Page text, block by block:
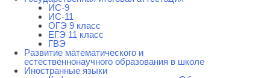
ИС-9
ИС-11
ОГЭ 9 класс
ЕГЭ 11 класс
ГВЭ
Развитие математического и
естественнонаучного образования в школе
Иностранные языки